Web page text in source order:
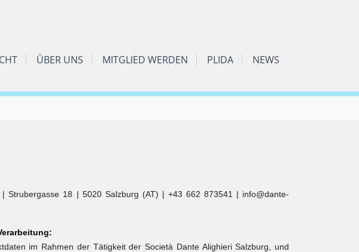
ÜBER UNS MITGLIED WERDEN PLIDA NEWS
Strubergasse 18 | 5020 Salzburg (AT) | +43 662 873541 | info@dante-
im Rahmen der Tätigkeit der Società Dante Alighieri Salzburg, und